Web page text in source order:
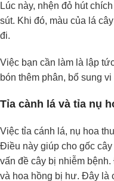
Lúc này, nhện đỏ hút
sút. Khi đó, màu của lá
đi.
Việc bạn cần làm là lập
bón thêm phân, bổ sung
Tỉa cành lá và tỉa nụ
Việc tỉa cánh lá, nụ hoa
Điều này giúp cho gốc
vấn đề cây bị nhiễm
và hoa hồng bị hư. Đây là